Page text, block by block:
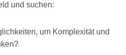
und suchen:
um Komplexität und